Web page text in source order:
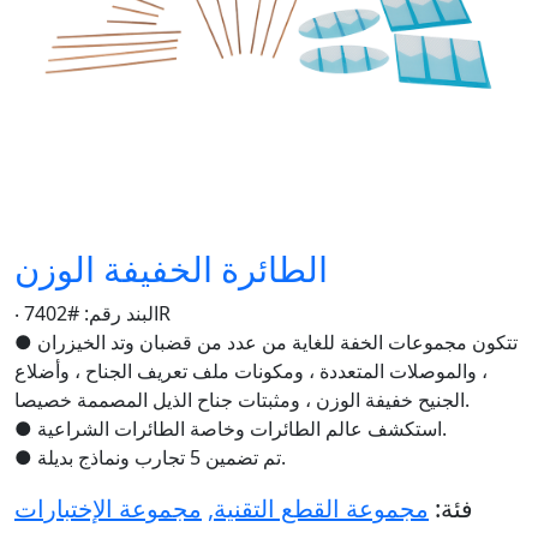
الطائرة الخفيفة الوزن
‧ البند رقم: #7402R
● تتكون مجموعات الخفة للغاية من عدد من قضبان وتد الخيزران
، والموصلات المتعددة ، ومكونات ملف تعريف الجناح ، وأضلاع
الجنيح خفيفة الوزن ، ومثبتات جناح الذيل المصممة خصيصا.
● استكشف عالم الطائرات وخاصة الطائرات الشراعية.
● تم تضمين 5 تجارب ونماذج بديلة.
فئة: مجموعة القطع التقنية, مجموعة الإختبارات